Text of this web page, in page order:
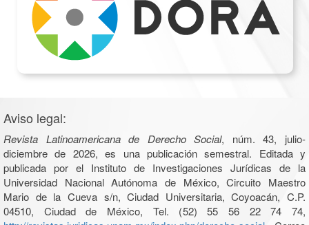
Aviso legal:
Revista Latinoamericana de Derecho Social, núm. 43, julio-
diciembre de 2026, es una publicación semestral. Editada y
publicada por el Instituto de Investigaciones Jurídicas de la
Universidad Nacional Autónoma de México, Circuito Maestro
Mario de la Cueva s/n, Ciudad Universitaria, Coyoacán, C.P.
04510, Ciudad de México, Tel. (52) 55 56 22 74 74,